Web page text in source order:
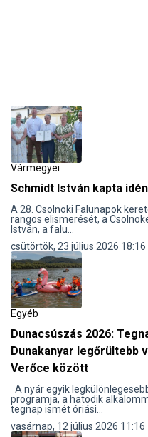
Vármegyei
Schmidt István kapta
A 28. Csolnoki Falunapok
rangos elismerését, a
István, a falu...
csütörtök, 23 július 2026 18:16
Egyéb
Dunacsúszás 2026:
Dunakanyar legőrültebb
Verőce között
A nyár egyik
programja, a hatodik
tegnap ismét óriási...
vasárnap, 12 július 2026 11:16